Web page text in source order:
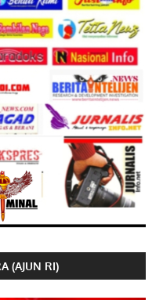
(AJUN RI)